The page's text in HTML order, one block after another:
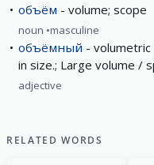
объём volume; scope
noun masculine
объёмный
in size.; Large volume /
adjective
RELATED WORDS